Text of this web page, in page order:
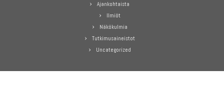
Ajankohtaista
Ilmiöt
Näkökulmia
Tutkimusaineistot
Uncategorized